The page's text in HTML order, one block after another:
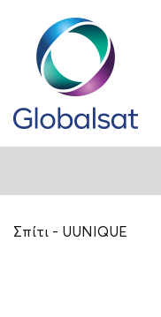
Σπίτι UUNIQUE